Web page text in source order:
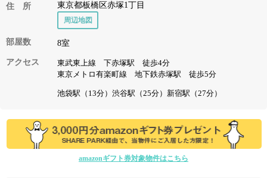
住 所 東京都板橋区赤塚1丁目
周辺地図
部屋数 8室
アクセス
東武東上線 下赤塚駅 徒歩4分
東京メトロ有楽町線 地下鉄赤塚駅 徒歩5分
池袋駅（13分）渋谷駅（25分）新宿駅（27分）
amazonギフト券対象物件はこちら